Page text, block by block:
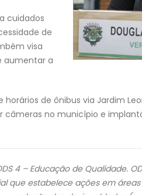
cuidados
de
visa
aumentar a
de ônibus via Jardim
no município e
4 – Educação de Qualidade.
que estabelece ações em